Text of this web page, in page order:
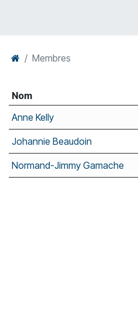
Membres
Nom
Anne Kelly
Johannie Beaudoin
Normand-Jimmy Gamache